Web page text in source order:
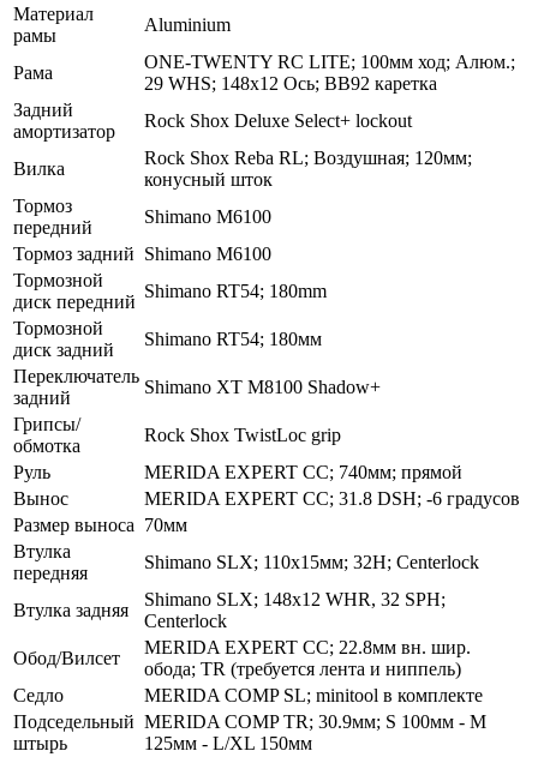
Материал
рамы
Aluminium
Рама
ONE-TWENTY RC LITE; 100мм ход; Алюм.;
29 WHS; 148x12 Ось; BB92 каретка
Задний
амортизатор
Rock Shox Deluxe Select+ lockout
Вилка
Rock Shox Reba RL; Воздушная; 120мм;
конусный шток
Тормоз
передний
Shimano M6100
Тормоз задний Shimano M6100
Тормозной
диск передний
Shimano RT54; 180mm
Тормозной
диск задний
Shimano RT54; 180мм
Переключатель
задний
Shimano XT M8100 Shadow+
Грипсы/
обмотка
Rock Shox TwistLoc grip
Руль
MERIDA EXPERT CC; 740мм; прямой
Вынос
MERIDA EXPERT CC; 31.8 DSH; -6 градусов
Размер выноса 70мм
Втулка
передняя
Shimano SLX; 110x15мм; 32H; Centerlock
Втулка задняя
Shimano SLX; 148x12 WHR, 32 SPH;
Centerlock
Обод/Вилсет
MERIDA EXPERT CC; 22.8мм вн. шир.
обода; TR (требуется лента и ниппель)
Седло
MERIDA COMP SL; minitool в комплекте
Подседельный
штырь
MERIDA COMP TR; 30.9мм; S 100мм - M
125мм - L/XL 150мм